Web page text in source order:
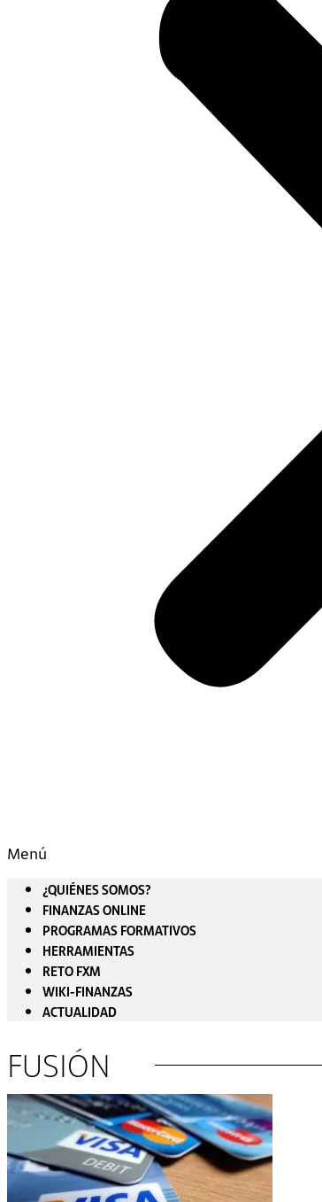
Menú
¿QUIÉNES SOMOS?
FINANZAS ONLINE
PROGRAMAS FORMATIVOS
HERRAMIENTAS
RETO FXM
WIKI-FINANZAS
ACTUALIDAD
FUSIÓN